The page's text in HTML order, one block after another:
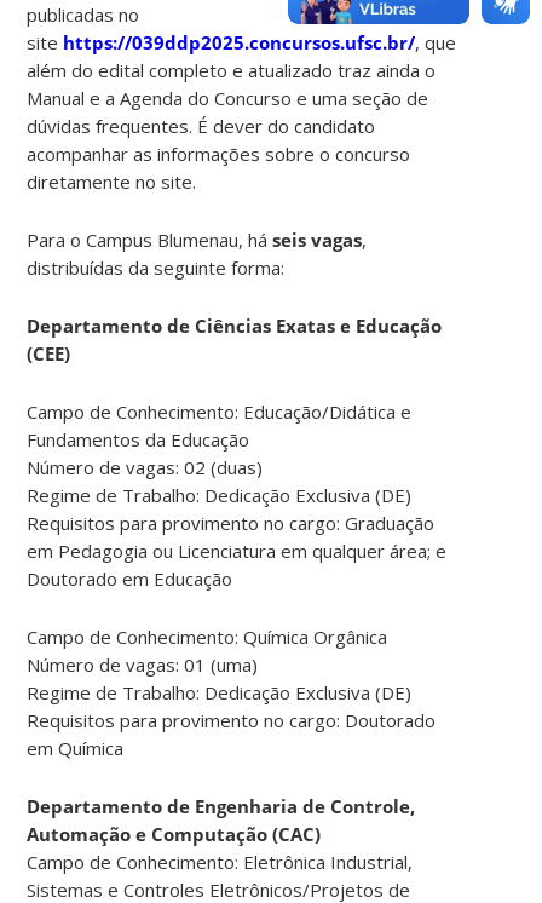
publicadas no
site https://039ddp2025.concursos.ufsc.br/, que
além do edital completo e atualizado traz ainda o
Manual e a Agenda do Concurso e uma seção de
dúvidas frequentes. É dever do candidato
acompanhar as informações sobre o concurso
diretamente no site.
Para o Campus Blumenau, háseis vagas,
distribuídas da seguinte forma:
Departamento de Ciências Exatas e Educação
(CEE)
Campo de Conhecimento: Educação/Didática e
Fundamentos da Educação
Número de vagas: 02 (duas)
Regime de Trabalho: Dedicação Exclusiva (DE)
Requisitos para provimento no cargo: Graduação
em Pedagogia ou Licenciatura em qualquer área; e
Doutorado em Educação
Campo de Conhecimento: Química Orgânica
Número de vagas: 01 (uma)
Regime de Trabalho: Dedicação Exclusiva (DE)
Requisitos para provimento no cargo: Doutorado
em Química
Departamento de Engenharia de Controle,
Automação e Computação (CAC)
Campo de Conhecimento: Eletrônica Industrial,
Sistemas e Controles Eletrônicos/Projetos de